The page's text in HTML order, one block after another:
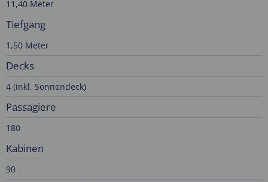
11,40 Meter
Tiefgang
1,50 Meter
Decks
4 (inkl. Sonnendeck)
Passagiere
180
Kabinen
90